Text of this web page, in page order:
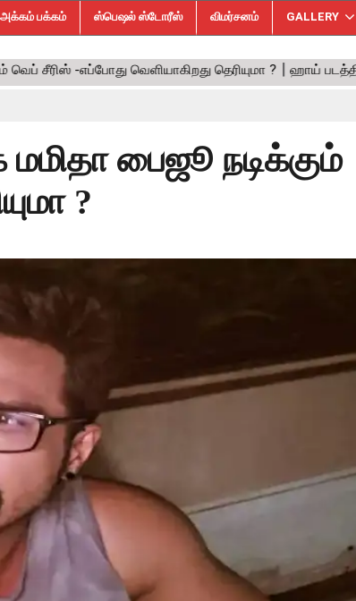
அக்கம் பக்கம் ஸ்பெஷல் ஸ்டோரீஸ் விமர்சனம் GALLERY
பைஜூ நடிக்கும்
?